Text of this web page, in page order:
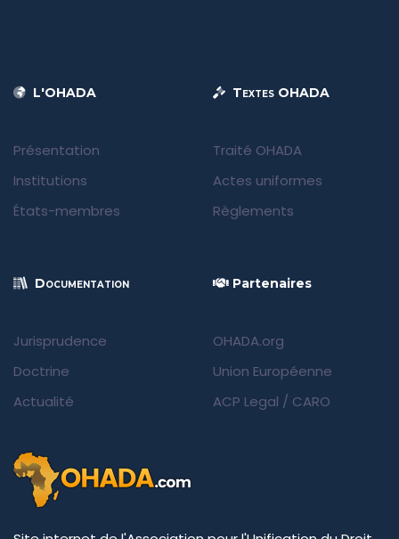
L'OHADA
Présentation
Institutions
États-membres
Textes OHADA
Traité OHADA
Actes uniformes
Règlements
Documentation
Jurisprudence
Doctrine
Actualité
Partenaires
OHADA.org
Union Européenne
ACP Legal / CARO